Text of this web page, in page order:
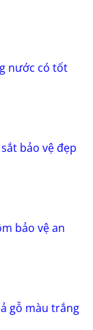
nước có tốt
bảo vệ đẹp
bảo vệ an
gỗ màu trắng